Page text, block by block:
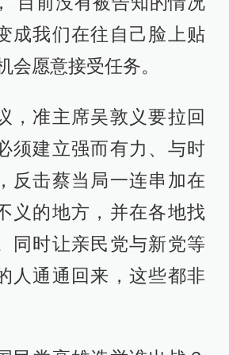
成我们在往自己脸上贴
会愿意接受任务。
，准主席吴敦义要拉回
须建立强而有力、与时
反击蔡当局一连串加在
义的地方，并在各地找
同时让亲民党与新党等
人通通回来，这些都非